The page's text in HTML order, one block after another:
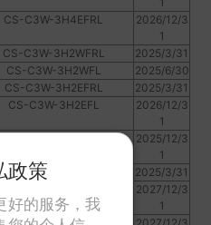
CS-C3W-3H4EFRL
2026/12/3
1
CS-C3W-3H2WFRL
2025/3/31
CS-C3W-3H2WFL
2025/6/30
CS-C3W-3H2EFRL
2025/3/31
CS-C3W-3H2EFL
2026/12/3
1
CS-C3W-3C2WFRL
2025/12/3
1
CS-C3W-3B1WFR
2025/3/31
2027/12/3
1
政策
好的服务，我